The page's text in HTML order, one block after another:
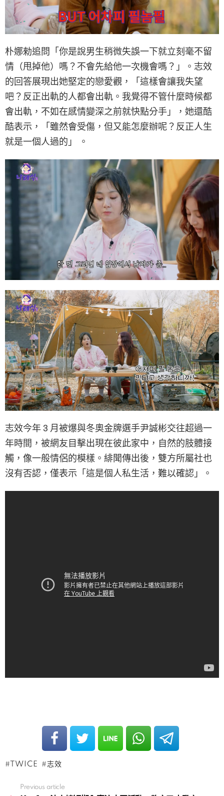
朴娜勑追問「你是說男生稍微失誤一下就立刻毫不留
情（甩掉他）嗎？不會先給他一次機會嗎？」。志效
的回答展現出她堅定的戀愛觀，「這樣會讓我失望
吧？反正出軌的人都會出軌。我覺得不管什麼時候都
會出軌，不如在感情變深之前就快點分手」，她還酷
酷表示，「雖然會受傷，但又能怎麼辦呢？反正人生
就是一個人過的」 。
志效今年 3 月被爆與冬奧金牌選手尹誠彬交往超過一
年時間，被網友目擊出現在彼此家中，自然的肢體接
觸，像一般情侶的模樣。緋聞傳出後，雙方所屬社也
沒有否認，僅表示「這是個人私生活，難以確認」。
TWICE 志效
Previous article